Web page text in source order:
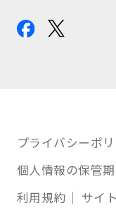
プライバシーポ
個人情報の保管
利用規約
サイ